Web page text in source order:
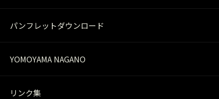
パンフレットダウンロード
YOMOYAMA NAGANO
リンク集